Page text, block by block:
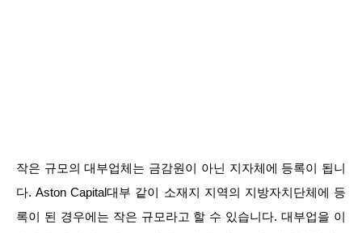
작은 규모의 대부업체는 금감원이 아닌 지자체에 등록이 됩니
다. Aston Capital대부 같이 소재지 지역의 지방자치단체에 등
록이 된 경우에는 작은 규모라고 할 수 있습니다. 대부업을 이